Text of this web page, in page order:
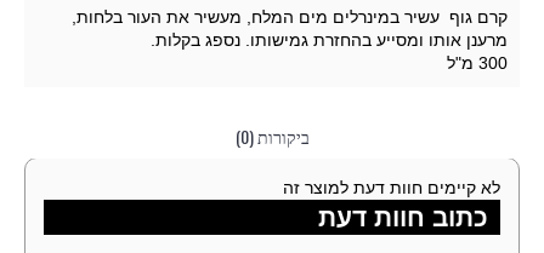
קרם גוף עשיר במינרלים מים המלח, מעשיר את העור בלחות,
מרענן אותו ומסייע בהחזרת גמישותו. נספג בקלות.
300 מ"ל
ביקורות (0)
לא קיימים חוות דעת למוצר זה
כתוב חוות דעת